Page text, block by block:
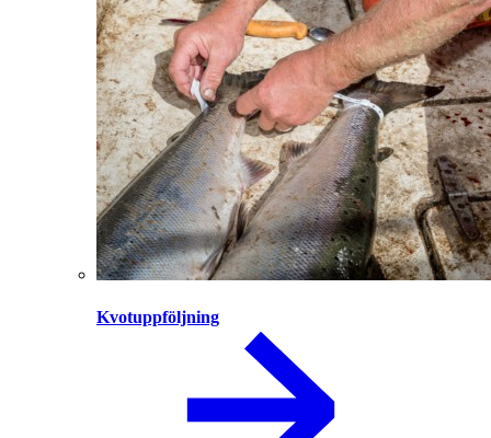
Kvotuppföljning